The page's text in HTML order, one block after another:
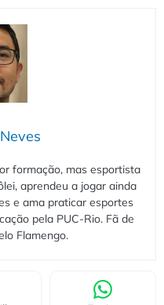
formação, mas esportista
aprendeu a jogar ainda
e ama praticar esportes
pela PUC-Rio. Fã de
Flamengo.